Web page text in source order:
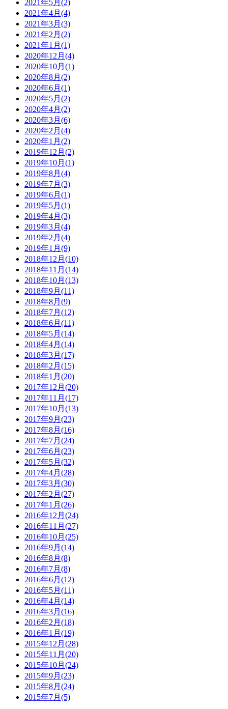
2021年5月(2)
2021年4月(4)
2021年3月(3)
2021年2月(2)
2021年1月(1)
2020年12月(4)
2020年10月(1)
2020年8月(2)
2020年6月(1)
2020年5月(2)
2020年4月(2)
2020年3月(6)
2020年2月(4)
2020年1月(2)
2019年12月(2)
2019年10月(1)
2019年8月(4)
2019年7月(3)
2019年6月(1)
2019年5月(1)
2019年4月(3)
2019年3月(4)
2019年2月(4)
2019年1月(9)
2018年12月(10)
2018年11月(14)
2018年10月(13)
2018年9月(11)
2018年8月(9)
2018年7月(12)
2018年6月(11)
2018年5月(14)
2018年4月(14)
2018年3月(17)
2018年2月(15)
2018年1月(20)
2017年12月(20)
2017年11月(17)
2017年10月(13)
2017年9月(23)
2017年8月(16)
2017年7月(24)
2017年6月(23)
2017年5月(32)
2017年4月(28)
2017年3月(30)
2017年2月(27)
2017年1月(26)
2016年12月(24)
2016年11月(27)
2016年10月(25)
2016年9月(14)
2016年8月(8)
2016年7月(8)
2016年6月(12)
2016年5月(11)
2016年4月(14)
2016年3月(16)
2016年2月(18)
2016年1月(19)
2015年12月(28)
2015年11月(20)
2015年10月(24)
2015年9月(23)
2015年8月(24)
2015年7月(5)